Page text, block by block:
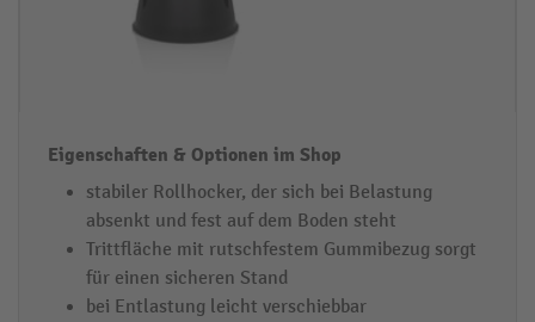
stabiler Rollhocker, der sich bei Belastung
absenkt und fest auf dem Boden steht
Trittfläche mit rutschfestem Gummibezug sorgt
für einen sicheren Stand
bei Entlastung leicht verschiebbar